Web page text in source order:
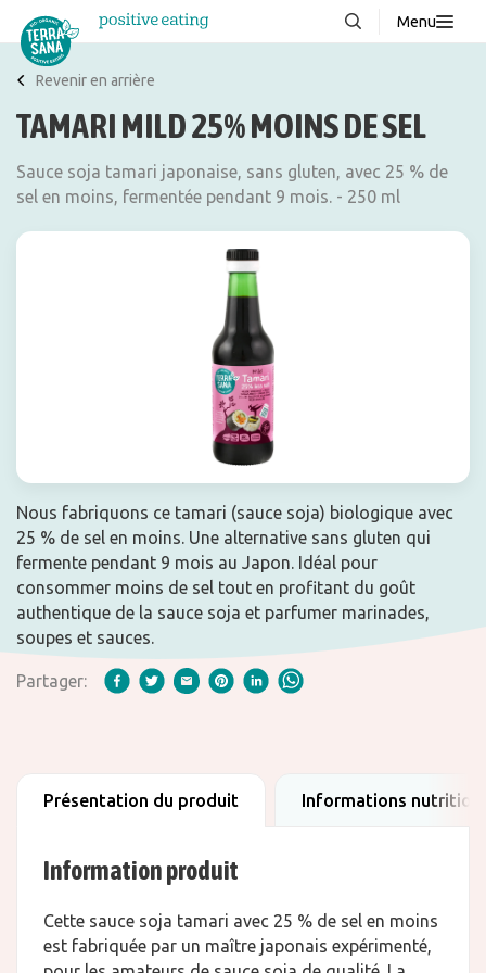
Menu
À propos de nous
Blog
FAQ
Revenir en arrière
TAMARI MILD 25% MOINS DE SEL
Sauce soja tamari japonaise, sans gluten, avec 25 % de
sel en moins, fermentée pendant 9 mois. - 250 ml
Nous fabriquons ce tamari (sauce soja) biologique avec
25 % de sel en moins. Une alternative sans gluten qui
fermente pendant 9 mois au Japon. Idéal pour
consommer moins de sel tout en profitant du goût
authentique de la sauce soja et parfumer marinades,
soupes et sauces.
Partager:
Présentation du produit Informations
Information produit
Cette sauce soja tamari avec 25 % de sel en moins
est fabriquée par un maître japonais expérimenté,